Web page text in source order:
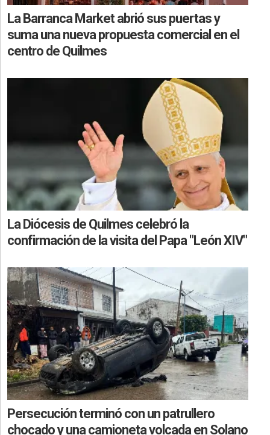
La Barranca Market abrió sus puertas y
suma una nueva propuesta comercial en el
centro de Quilmes
La Diócesis de Quilmes celebró la
confirmación de la visita del Papa "León XIV"
Persecución terminó con un patrullero
chocado y una camioneta volcada en Solano